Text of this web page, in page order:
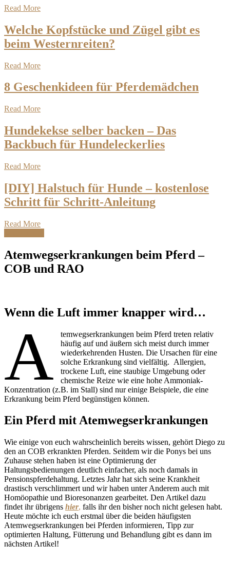
Read More
Welche Kopfstücke und Zügel gibt es
beim Westernreiten?
Read More
8 Geschenkideen für Pferdemädchen
Read More
Hundekekse selber backen – Das
Backbuch für Hundeleckerlies
Read More
[DIY] Halstuch für Hunde – kostenlose
Schritt für Schritt-Anleitung
Read More
Atemwegserkrankungen beim Pferd –
COB und RAO
Wenn die Luft immer knapper wird…
A
temwegserkrankungen beim Pferd treten relativ
häufig auf und äußern sich meist durch immer
wiederkehrenden Husten. Die Ursachen für eine
solche Erkrankung sind vielfältig. Allergien,
trockene Luft, eine staubige Umgebung oder
chemische Reize wie eine hohe Ammoniak-
Konzentration (z.B. im Stall) sind nur einige Beispiele, die eine
Erkrankung beim Pferd begünstigen können.
Ein Pferd mit Atemwegserkrankungen
Wie einige von euch wahrscheinlich bereits wissen, gehört Diego zu
den an COB erkrankten Pferden. Seitdem wir die Ponys bei uns
Zuhause stehen haben ist eine Optimierung der
Haltungsbedienungen deutlich einfacher, als noch damals in
Pensionspferdehaltung. Letztes Jahr hat sich seine Krankheit
drastisch verschlimmert und wir haben unter Anderem auch mit
Homöopathie und Bioresonanzen gearbeitet. Den Artikel dazu
findet ihr übrigens hier, falls ihr den bisher noch nicht gelesen habt.
Heute möchte ich euch erstmal über die beiden häufigsten
Atemwegserkrankungen bei Pferden informieren, Tipp zur
optimierten Haltung, Fütterung und Behandlung gibt es dann im
nächsten Artikel!